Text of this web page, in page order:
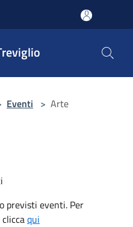
Eventi > Arte
previsti eventi. Per
qui